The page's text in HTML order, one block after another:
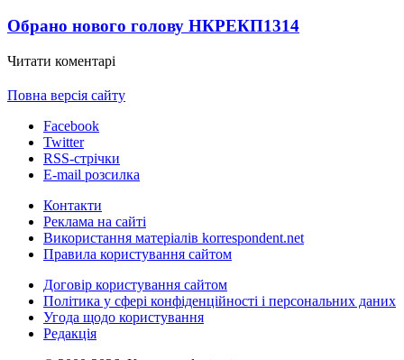
Обрано нового голову НКРЕКП1314
Читати коментарі
Повна версія сайту
Facebook
Twitter
RSS-стрічки
E-mail розсилка
Контакти
Реклама на сайті
Використання матеріалів korrespondent.net
Правила користування сайтом
Договір користування сайтом
Політика у сфері конфіденційності і персональних даних
Угода щодо користування
Редакція